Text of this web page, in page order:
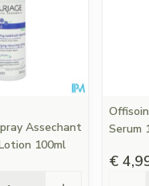
Assechant
100ml
Serum
€